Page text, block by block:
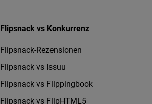
Flipsnack vs Konkurrenz
Flipsnack-Rezensionen
Flipsnack vs Issuu
Flipsnack vs Flippingbook
Flipsnack vs FlipHTML5